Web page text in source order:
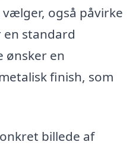
også påvirke
standard
ønsker en
finish, som
billede af